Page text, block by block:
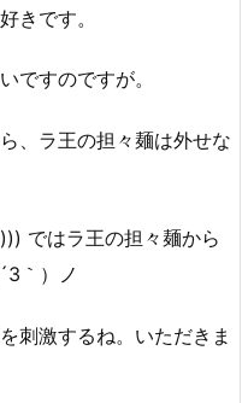
きです。
ですのですが。
、ラ王の担々麺は外せな
ではラ王の担々麺から
｀）ノ
刺激するね。いただきま